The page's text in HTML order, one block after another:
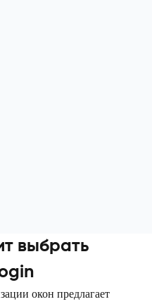
выбрать
окон предлагает